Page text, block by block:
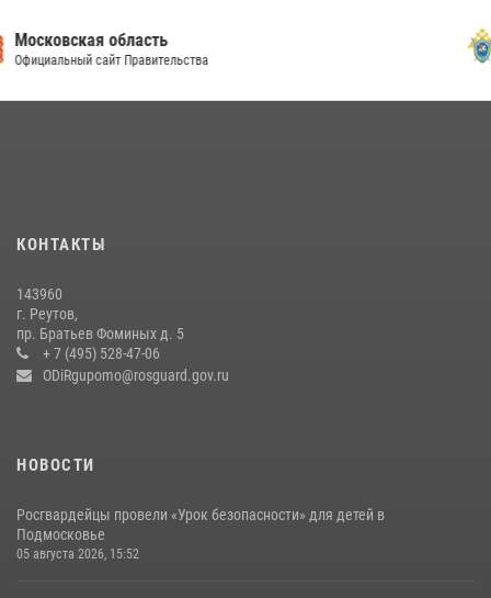
федеральном розыске (видео)
22 июля 2026, 14:15 1
18 июля 2026, 07:03
сотрудников спецподразделений в преодолении полосы
препятствий со стрельбой
14 июля 2026, 15:13
ГУ СК России
по Московской области
КОНТАКТЫ
143960
г. Реутов,
пр. Братьев Фоминых д. 5
+ 7 (495) 528-47-06
ODiRgupomo@rosguard.gov.ru
НОВОСТИ
Росгвардейцы провели «Урок безопасности» для детей в
Подмосковье
05 августа 2026, 15:52